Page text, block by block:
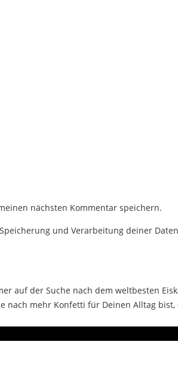
nächsten Kommentar speichern.
und Verarbeitung deiner
auf der Suche nach dem weltbesten
nach mehr Konfetti für Deinen Alltag